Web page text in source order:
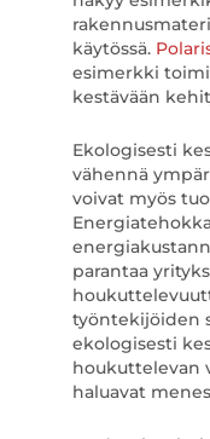
käytössä.
esimerkki
kestävään
Ekologisesti
vähennä
voivat myös
parantaa
työntekijöiden
ekologisesti
houkuttelevan
haluavat